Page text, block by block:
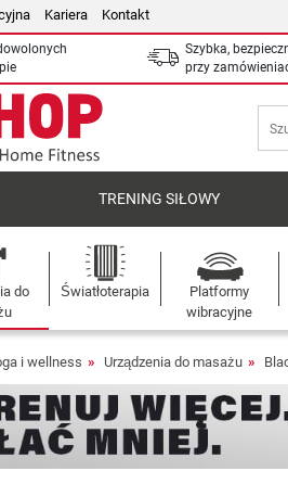
Kariera Kontakt
Szybka,
przy
TRENING SIŁOWY
do
Światłoterapia
Platformy
wibracyjne
i wellness Urządzenia do masażu